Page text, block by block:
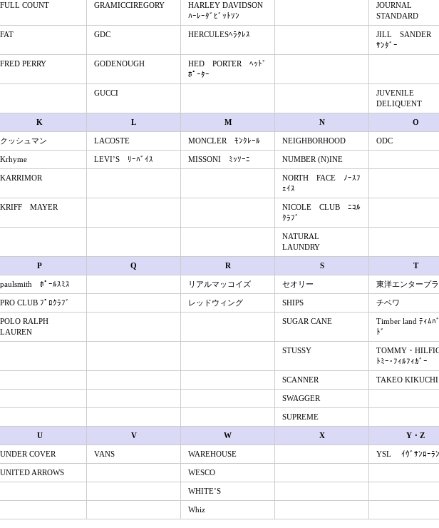
FULL COUNT GRAMICCIREGORY
HARLEY DAVIDSON
ﾊｰﾚｰﾀﾞﾋﾞｯﾄｿﾝ
JOURNAL
STANDARD
FAT GDC HERCULESﾍﾗｸﾚｽ
JILL SANDER
ｻﾝﾀﾞｰ
FRED PERRY GODENOUGH
HED PORTER ﾍｯﾄﾞ
ﾎﾟｰﾀｰ
GUCCI
JUVENILE
DELIQUENT
K L M N O
クッシュマン LACOSTE MONCLER ﾓﾝｸﾚｰﾙ NEIGHBORHOOD ODC
Krhyme LEVI’S ﾘｰﾊﾞｲｽ MISSONI ﾐｯｿｰﾆ NUMBER (N)INE
KARRIMOR
NORTH FACE ﾉｰｽﾌ
ｪｲｽ
KRIFF MAYER
NICOLE CLUB ﾆｺﾙ
ｸﾗﾌﾞ
NATURAL
LAUNDRY
P Q R S T
paulsmith ﾎﾟｰﾙｽﾐｽ リアルマッコイズ セオリー 東洋エンタープ
PRO CLUB ﾌﾟﾛｸﾗﾌﾞ レッドウィング SHIPS チベワ
POLO RALPH
LAUREN
SUGAR CANE
Timber land ﾃｨﾑﾊ
ﾄﾞ
STUSSY
TOMMY・
ﾄﾐｰ･ﾌｨﾙﾌｨｶﾞｰ
SCANNER TAKEO KIKUCHI
SWAGGER
SUPREME
U V W X Y・Z
UNDER COVER VANS WAREHOUSE YSL ｲｳﾞｻﾝﾛｰﾗﾝ
UNITED ARROWS WESCO
WHITE’S
Whiz